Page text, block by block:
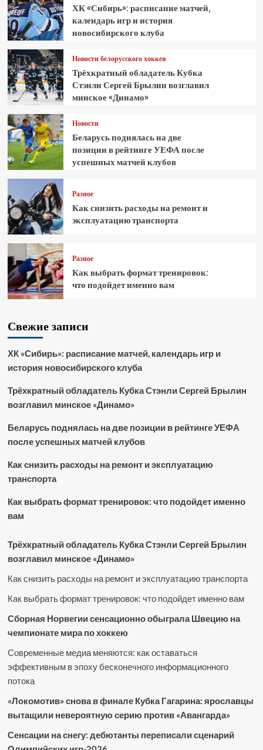
ХК «Сибирь»: расписание матчей,
календарь игр и история
новосибирского клуба
Новости белорусского хоккея
Трёхкратный обладатель Кубка
Стэнли Сергей Брылин возглавил
минское «Динамо»
Новости
Беларусь поднялась на две
позиции в рейтинге УЕФА после
успешных матчей клубов
Разное
Как снизить расходы на ремонт и
эксплуатацию транспорта
Разное
Как выбрать формат тренировок:
что подойдет именно вам
Свежие записи
ХК «Сибирь»: расписание матчей, календарь игр и
история новосибирского клуба
Трёхкратный обладатель Кубка Стэнли Сергей Брылин
возглавил минское «Динамо»
Беларусь поднялась на две позиции в рейтинге УЕФА
после успешных матчей клубов
Как снизить расходы на ремонт и эксплуатацию
транспорта
Как выбрать формат тренировок: что подойдет именно
вам
Трёхкратный обладатель Кубка Стэнли Сергей Брылин
возглавил минское «Динамо»
Как снизить расходы на ремонт и эксплуатацию транспорта
Как выбрать формат тренировок: что подойдет именно вам
Сборная Норвегии сенсационно обыграла Швецию на
чемпионате мира по хоккею
Современные медиа меняются: как оставаться
эффективным в эпоху бесконечного информационного
потока
«Локомотив» снова в финале Кубка Гагарина: ярославцы
вытащили невероятную серию против «Авангарда»
Сенсации на снегу: дебютанты переписали сценарий